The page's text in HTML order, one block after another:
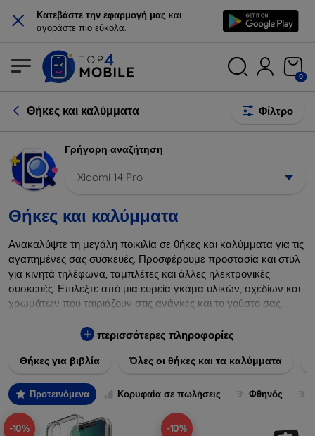
× Κατεβάστε την εφαρμογή μας και
αγοράστε πιο εύκολα.
0
Θήκες και καλύμματα Φίλτρο
Γρήγορη αναζήτηση
Xiaomi 14 Pro
Θήκες και καλύμματα
Ανακαλύψτε τη μεγάλη ποικιλία σε θήκες και καλύμματα για τις
αγαπημένες σας συσκευές. Προσφέρουμε προστασία και στυλ
για κινητά τηλέφωνα, ταμπλέτες και άλλες ηλεκτρονικές
συσκευές. Επιλέξτε από μια ευρεία γκάμα υλικών, σχεδίων και
χρωμάτων που ταιριάζουν στις ανάγκες και το γούστο σας.
πτώσεις και άλλες φθορές, ενώ παράλληλα δίνετε ένα
και τη διάρκεια ζωής των συσκευών σας με τις κορυφαίες
περισσότερες πληροφορίες
Θήκες για βιβλία Όλες οι θήκες και τα καλύμματα
Προτεινόμενα Κορυφαία σε πωλήσεις Φθηνός
-10% -10%